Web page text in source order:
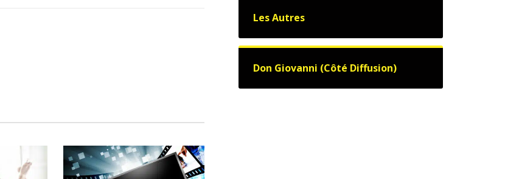
Les Autres
Don Giovanni (Côté Diffusion)